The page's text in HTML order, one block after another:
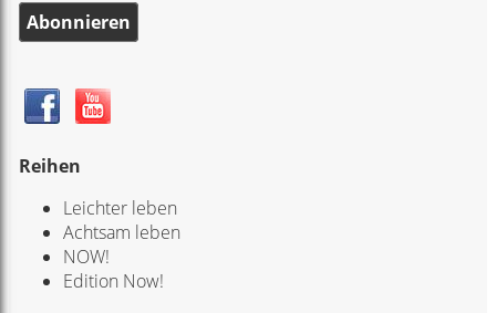
Abonnieren
Reihen
Leichter leben
Achtsam leben
NOW!
Edition Now!